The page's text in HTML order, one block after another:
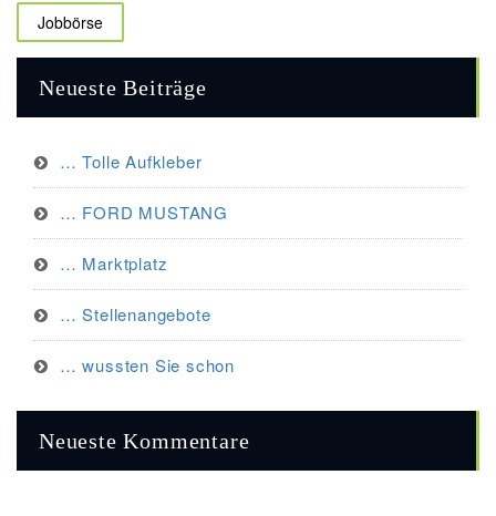
Jobbörse
Neueste Beiträge
… Tolle Aufkleber
… FORD MUSTANG
… Marktplatz
… Stellenangebote
… wussten Sie schon
Neueste Kommentare